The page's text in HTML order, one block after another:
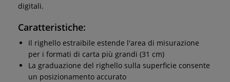
digitali.
Caratteristiche:
Il righello estraibile estende l'area di misurazione
per i formati di carta più grandi (31 cm)
La graduazione del righello sulla superficie consente
un posizionamento accurato